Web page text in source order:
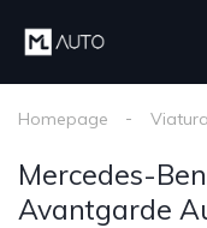
Homepage
Mercedes-
Avantgarde